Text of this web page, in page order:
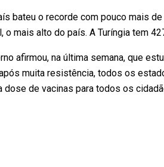
bateu o recorde com pouco mais
o mais alto do país. A Turíngia tem
afirmou, na última semana, que
muita resistência, todos os
dose de vacinas para todos os